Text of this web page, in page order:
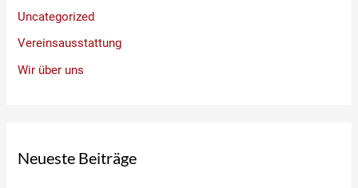
Uncategorized
Vereinsausstattung
Wir über uns
Neueste Beiträge